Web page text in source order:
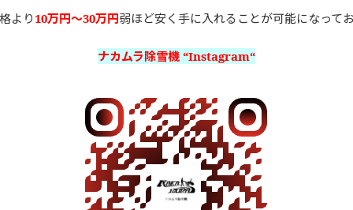
より10万円〜30万円弱ほど安く手に入れることが可能になってお
ナカムラ除雪機 “Instagram“